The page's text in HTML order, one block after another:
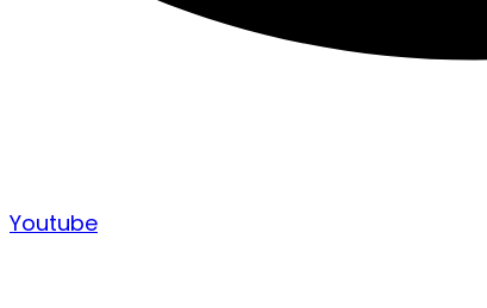
Youtube